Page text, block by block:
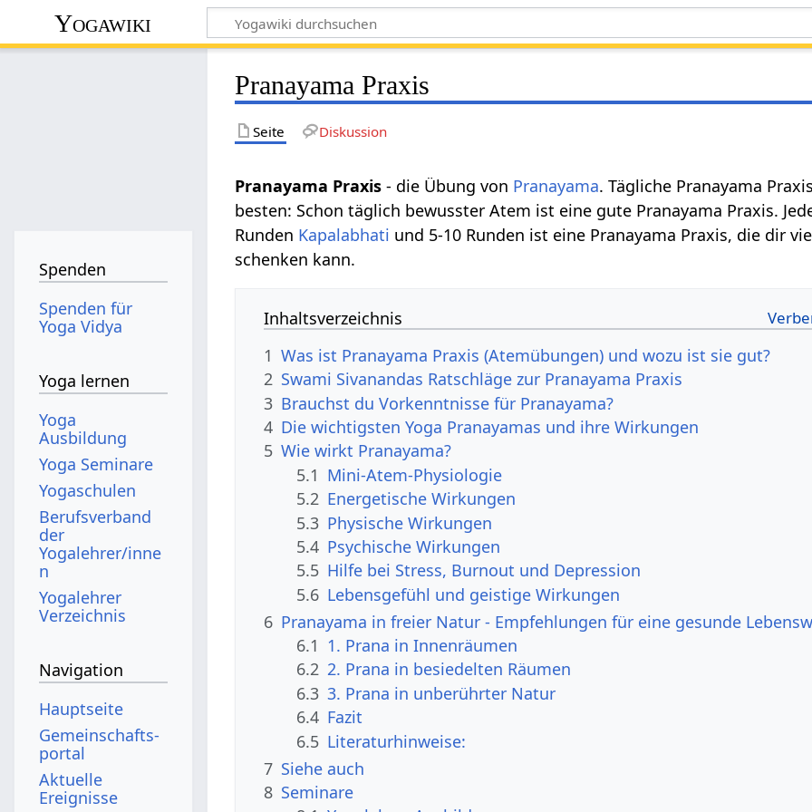
Yogawiki
Pranayama Praxis
Seite Diskussion
Pranayama Praxis - die Übung von Pranayama. Tägliche Pranayama
besten: Schon täglich bewusster Atem ist eine gute Pranayama Praxis.
Runden Kapalabhati und 5-10 Runden ist eine Pranayama Praxis, die dir
schenken kann.
Inhaltsverzeichnis
1 Was ist Pranayama Praxis (Atemübungen) und wozu ist sie gut?
2 Swami Sivanandas Ratschläge zur Pranayama Praxis
3 Brauchst du Vorkenntnisse für Pranayama?
4 Die wichtigsten Yoga Pranayamas und ihre Wirkungen
5 Wie wirkt Pranayama?
5.1 Mini-Atem-Physiologie
5.2 Energetische Wirkungen
5.3 Physische Wirkungen
5.4 Psychische Wirkungen
5.5 Hilfe bei Stress, Burnout und Depression
5.6 Lebensgefühl und geistige Wirkungen
6 Pranayama in freier Natur - Empfehlungen für eine gesunde
6.1 1. Prana in Innenräumen
6.2 2. Prana in besiedelten Räumen
6.3 3. Prana in unberührter Natur
6.4 Fazit
6.5 Literaturhinweise:
7 Siehe auch
8 Seminare
Spenden
Spenden für
Yoga Vidya
Yoga lernen
Yoga
Ausbildung
Yoga Seminare
Yogaschulen
Berufsverband
der
Yogalehrer/inne
n
Yogalehrer
Verzeichnis
Navigation
Hauptseite
Gemeinschafts­
portal
Aktuelle
Ereignisse